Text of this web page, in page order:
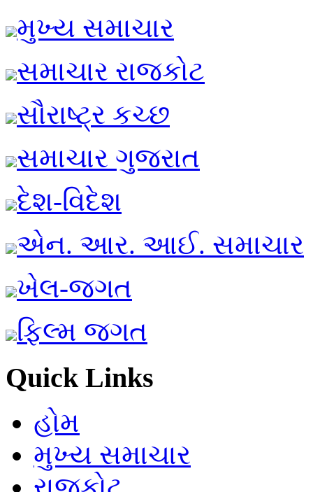
મુખ્ય સમાચાર
સમાચાર રાજકોટ
સૌરાષ્ટ્ર કચ્છ
સમાચાર ગુજરાત
દેશ-વિદેશ
એન. આર. આઈ. સમાચાર
ખેલ-જગત
ફિલ્મ જગત
Quick Links
હોમ
મુખ્ય સમાચાર